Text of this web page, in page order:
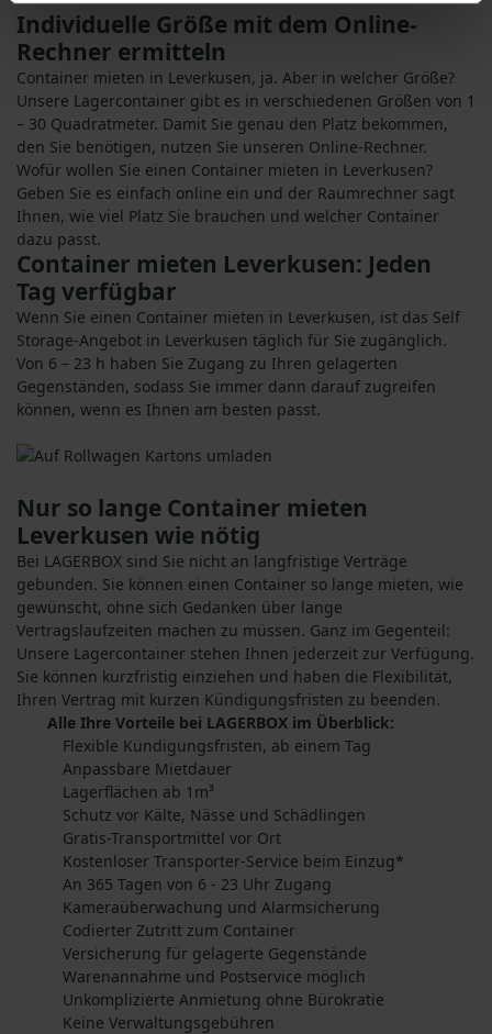
Individuelle Größe mit dem Online-
Rechner ermitteln
Container mieten in Leverkusen, ja. Aber in welcher Größe?
Unsere Lagercontainer gibt es in verschiedenen Größen von 1
– 30 Quadratmeter. Damit Sie genau den Platz bekommen,
den Sie benötigen, nutzen Sie unseren Online-Rechner.
Wofür wollen Sie einen Container mieten in Leverkusen?
Geben Sie es einfach online ein und der Raumrechner sagt
Ihnen, wie viel Platz Sie brauchen und welcher Container
dazu passt.
Container mieten Leverkusen: Jeden
Tag verfügbar
Wenn Sie einen Container mieten in Leverkusen, ist das Self
Storage-Angebot in Leverkusen täglich für Sie zugänglich.
Von 6 – 23 h haben Sie Zugang zu Ihren gelagerten
Gegenständen, sodass Sie immer dann darauf zugreifen
können, wenn es Ihnen am besten passt.
Nur so lange Container mieten
Leverkusen wie nötig
Bei LAGERBOX sind Sie nicht an langfristige Verträge
gebunden. Sie können einen Container so lange mieten, wie
gewünscht, ohne sich Gedanken über lange
Vertragslaufzeiten machen zu müssen. Ganz im Gegenteil:
Unsere Lagercontainer stehen Ihnen jederzeit zur Verfügung.
Sie können kurzfristig einziehen und haben die Flexibilität,
Ihren Vertrag mit kurzen Kündigungsfristen zu beenden.
Alle Ihre Vorteile bei LAGERBOX im Überblick:
Flexible Kündigungsfristen, ab einem Tag
Anpassbare Mietdauer
Lagerflächen ab 1m³
Schutz vor Kälte, Nässe und Schädlingen
Gratis-Transportmittel vor Ort
Kostenloser Transporter-Service beim Einzug*
An 365 Tagen von 6 - 23 Uhr Zugang
Kameraüberwachung und Alarmsicherung
Codierter Zutritt zum Container
Versicherung für gelagerte Gegenstände
Warenannahme und Postservice möglich
Unkomplizierte Anmietung ohne Bürokratie
Keine Verwaltungsgebühren